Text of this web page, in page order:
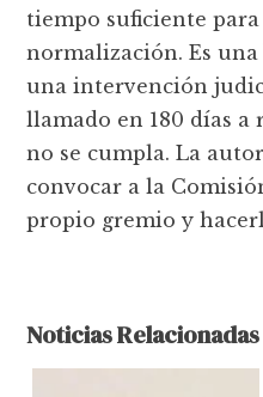
tiempo suficiente para
normalización. Es
una intervención
llamado en 180 días a
no se cumpla. La
convocar a la
propio gremio y
Noticias Relacionadas